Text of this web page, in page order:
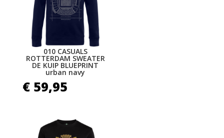
010 CASUALS
ROTTERDAM SWEATER
DE KUIP BLUEPRINT
urban navy
€59,95